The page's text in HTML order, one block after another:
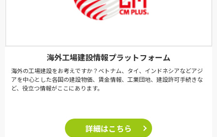
海外工場建設情報プラットフォーム
海外の工場建設をお考えですか？ベトナム、タイ、インドネシアなどアジ
アを中心とした各国の建設物価、賃金情報、工業団地、建設許可手続きな
ど、役立つ情報がここにあります。
詳細はこちら